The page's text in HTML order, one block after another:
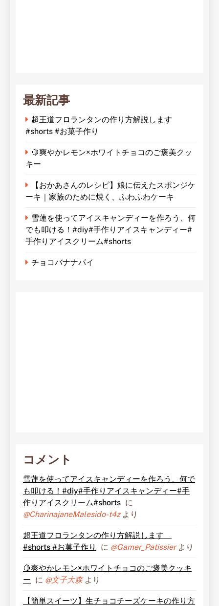
最新記事
超王道フロランタンの作り方解説します
#shorts #お菓子作り
🍋爽やかレモン×ホワイトチョコのご褒美クッ
キー
【おかあさんのレシピ】娘に伝えたスポンジケ
ーキ｜家族のために焼く、ふわふわケーキ
雪蓮を使ってアイスキャンディーを作ろう、何
でも叩ける！#diy#手作りアイスキャンディー#
手作りアイスクリーム#shorts
チョコバナナパイ
コメント
雪蓮を使ってアイスキャンディーを作ろう、何で
も叩ける！#diy#手作りアイスキャンディー#手
作りアイスクリーム#shorts に
@CharinajaneMalesido-t4zより
超王道フロランタンの作り方解説します
#shorts #お菓子作り
に @Gamer_Patissierより
🍋爽やかレモン×ホワイトチョコのご褒美クッキ
ー に @文子大森より
【簡単スイーツ】生チョコチーズケーキの作り方